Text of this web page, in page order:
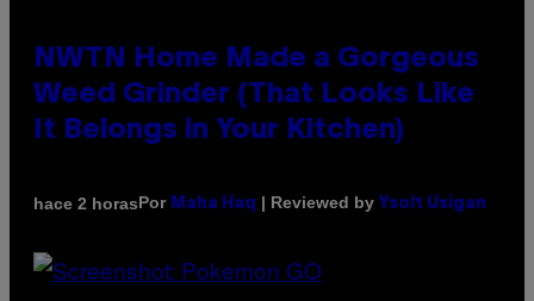
NWTN Home Made a Gorgeous
Weed Grinder (That Looks Like
It Belongs in Your Kitchen)
hace 2 horasPor Maha Haq | Reviewed by Ysolt Usigan